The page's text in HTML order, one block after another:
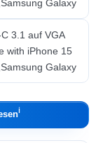
ℹ︎